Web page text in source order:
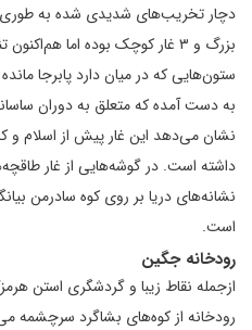
بزرگ و ۳ غار کوچک بوده اما
ستون‌هایی که در میان دارد پابرجا
به دست آمده که متعلق به دوران
نشان می‌دهد این غار پیش از اسلام و
داشته است. در گوشه‌هایی از غار
نشانه‌های دریا بر روی کوه سادرمن
است.
رودخانه جگين
ازجمله نقاط زیبا و گردشگری استن
رودخانه از کوه‌های بشاگرد سرچشمه